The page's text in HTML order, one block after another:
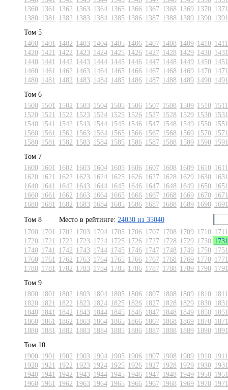
1360 1361 1362 1363 1364 1365 1366 1367 1368 1369 1370 1371
1380 1381 1382 1383 1384 1385 1386 1387 1388 1389 1390 1391
Том 5
1400 1401 1402 1403 1404 1405 1406 1407 1408 1409 1410 1411
1420 1421 1422 1423 1424 1425 1426 1427 1428 1429 1430 1431
1440 1441 1442 1443 1444 1445 1446 1447 1448 1449 1450 1451
1460 1461 1462 1463 1464 1465 1466 1467 1468 1469 1470 1471
1480 1481 1482 1483 1484 1485 1486 1487 1488 1489 1490 1491
Том 6
1500 1501 1502 1503 1504 1505 1506 1507 1508 1509 1510 1511
1520 1521 1522 1523 1524 1525 1526 1527 1528 1529 1530 1531
1540 1541 1542 1543 1544 1545 1546 1547 1548 1549 1550 1551
1560 1561 1562 1563 1564 1565 1566 1567 1568 1569 1570 1571
1580 1581 1582 1583 1584 1585 1586 1587 1588 1589 1590 1591
Том 7
1600 1601 1602 1603 1604 1605 1606 1607 1608 1609 1610 1611
1620 1621 1622 1623 1624 1625 1626 1627 1628 1629 1630 1631
1640 1641 1642 1643 1644 1645 1646 1647 1648 1649 1650 1651
1660 1661 1662 1663 1664 1665 1666 1667 1668 1669 1670 1671
1680 1681 1682 1683 1684 1685 1686 1687 1688 1689 1690 1691
Том 8
Место в рейтинге: 24030 из 35040
1700 1701 1702 1703 1704 1705 1706 1707 1708 1709 1710 1711
1720 1721 1722 1723 1724 1725 1726 1727 1728 1729 1730 1731
1740 1741 1742 1743 1744 1745 1746 1747 1748 1749 1750 1751
1760 1761 1762 1763 1764 1765 1766 1767 1768 1769 1770 1771
1780 1781 1782 1783 1784 1785 1786 1787 1788 1789 1790 1791
Том 9
1800 1801 1802 1803 1804 1805 1806 1807 1808 1809 1810 1811
1820 1821 1822 1823 1824 1825 1826 1827 1828 1829 1830 1831
1840 1841 1842 1843 1844 1845 1846 1847 1848 1849 1850 1851
1860 1861 1862 1863 1864 1865 1866 1867 1868 1869 1870 1871
1880 1881 1882 1883 1884 1885 1886 1887 1888 1889 1890 1891
Том 10
1900 1901 1902 1903 1904 1905 1906 1907 1908 1909 1910 1911
1920 1921 1922 1923 1924 1925 1926 1927 1928 1929 1930 1931
1940 1941 1942 1943 1944 1945 1946 1947 1948 1949 1950 1951
1960 1961 1962 1963 1964 1965 1966 1967 1968 1969 1970 1971